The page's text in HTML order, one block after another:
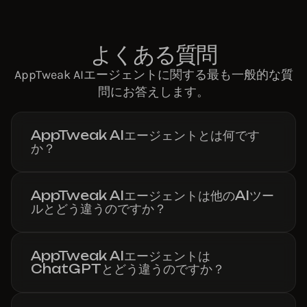
よくある質問
AppTweak AIエージェントに関する最も一般的な質
問にお答えします。
AppTweak AIエージェントとは何です
か？
AppTweak AIエージェントは他のAIツー
ルとどう違うのですか？
AppTweak AIエージェントは
ChatGPTとどう違うのですか？